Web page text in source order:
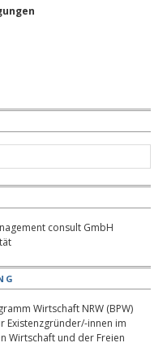
Wirtschaft NRW (BPW)
Existenzgründer/-innen im
Wirtschaft und der Freien